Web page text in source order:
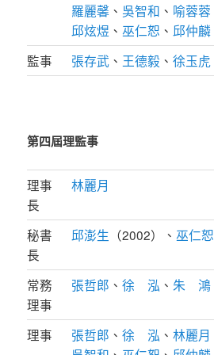
羅麗馨 、 吳智和 、 喻蓉蓉
邱炫煜 、巫仁恕 、 邱仲麟
監事
張存武 、 王德毅 、徐玉虎
第四屆理監事
理事
長
林麗月
秘書
長
邱澎生 （2002）、巫仁恕
常務
理事
張哲郎 、徐 泓 、 朱 鴻
理事 張哲郎 、徐 泓 、林麗月